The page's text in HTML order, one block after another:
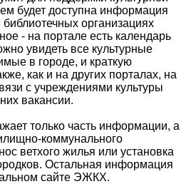
будет доступна информация
организациях
- на портале есть календарь
увидеть все культурные
в городе, и краткую
как и на других порталах, на
с учреждениями культуры
вакансии.
только часть информации, а
коммунального
ветхого жилья или установка
Остальная информация
сайте ЭЖКХ.